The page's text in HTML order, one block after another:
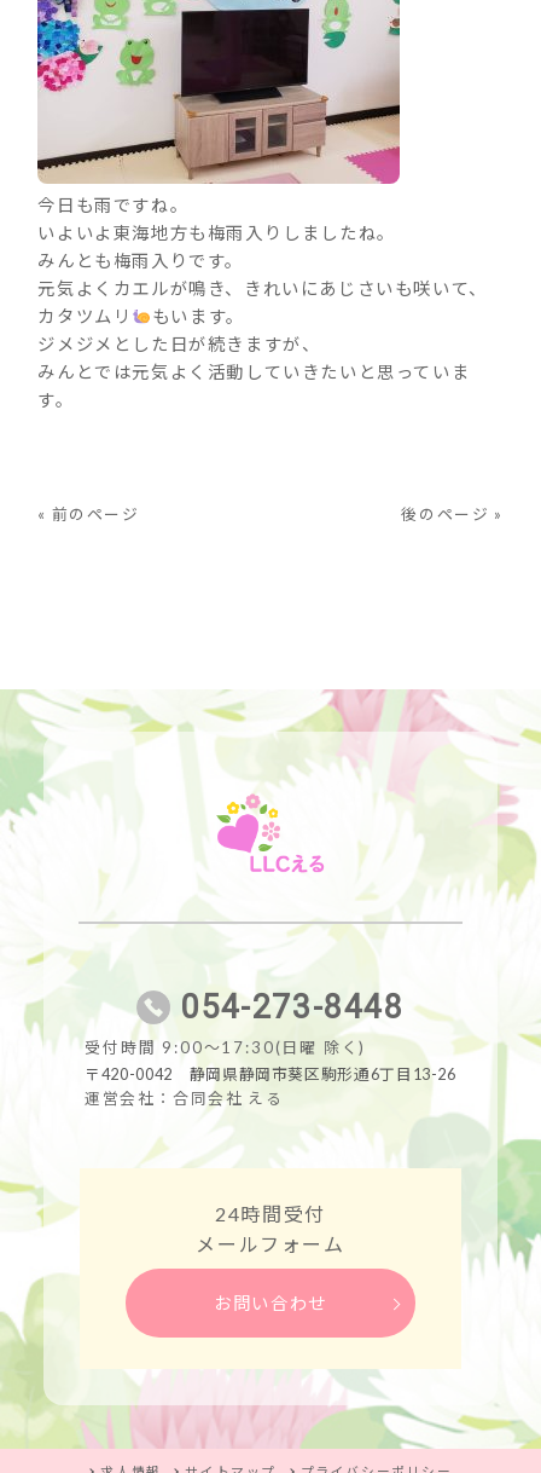
今日も雨ですね。
いよいよ東海地方も梅雨入りしましたね。
みんとも梅雨入りです。
元気よくカエルが鳴き、きれいにあじさいも咲いて、
カタツムリ
もいます。
ジメジメとした日が続きますが、
みんとでは元気よく活動していきたいと思っていま
す。
« 前のページ 後のページ »
054-273-8448
受付時間 9:00～17:30(日曜 除く)
〒420-0042 静岡県静岡市葵区駒形通6丁目13-26
運営会社：合同会社 える
24時間受付
メールフォーム
お問い合わせ